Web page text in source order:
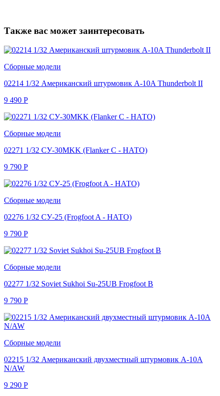
Также вас может заинтересовать
Сборные модели
02214 1/32 Американский штурмовик A-10A Thunderbolt II
9 490 Р
Сборные модели
02271 1/32 СУ-30MKK (Flanker C - НАТО)
9 790 Р
Сборные модели
02276 1/32 СУ-25 (Frogfoot A - НАТО)
9 790 Р
Сборные модели
02277 1/32 Soviet Sukhoi Su-25UB Frogfoot B
9 790 Р
Сборные модели
02215 1/32 Американский двухместный штурмовик A-10A
N/AW
9 290 Р